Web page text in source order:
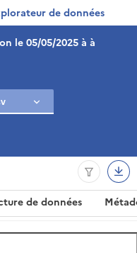
de données
le 05/05/2025 à à
de données